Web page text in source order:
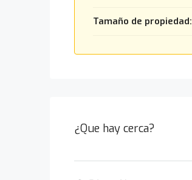
Tamaño de propiedad:
¿Que hay cerca?